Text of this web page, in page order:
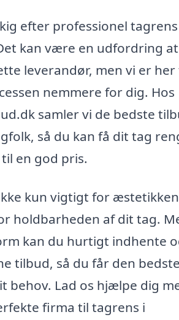
efter professionel
kan være en udfordring at
leverandør, men vi er
nemmere for dig. Hos
samler vi de bedste
så du kan få dit tag
en god pris.
kun vigtigt for
holdbarheden af dit tag.
kan du hurtigt indhente
tilbud, så du får den bedste
behov. Lad os hjælpe dig
firma til tagrens i